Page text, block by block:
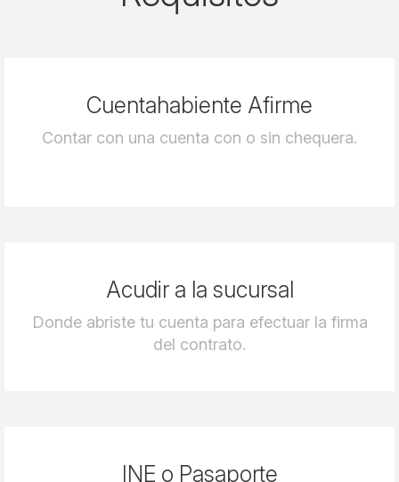
Cuentahabiente Afirme
Contar con una cuenta con o sin chequera.
Acudir a la sucursal
Donde abriste tu cuenta para efectuar la firma
del contrato.
INE o Pasaporte